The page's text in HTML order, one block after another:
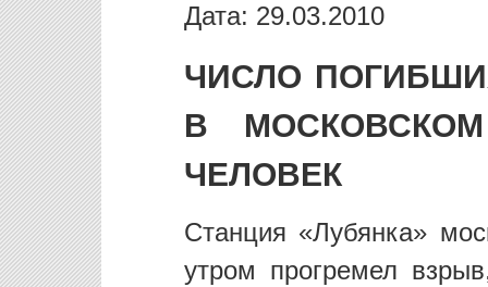
Дата: 29.03.2010
ЧИСЛО
В
ЧЕЛОВЕК
Станция «Лубянка»
утром прогремел